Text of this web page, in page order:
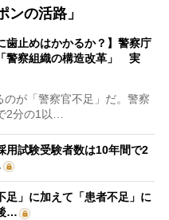
の活路」
歯止めはかかるか？】警察庁
警察組織の構造改革」 実
が「警察官不足」だ。警察
2分の1以…
用試験受験者数は10年間で2
足」に加えて「患者不足」に
…